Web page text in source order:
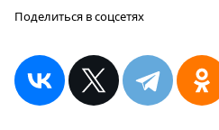
Поделиться в соцсетях